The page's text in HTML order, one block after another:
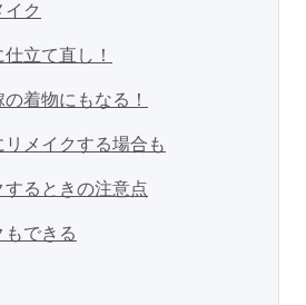
ク
立て直し！
着物にもなる！
リメイクする場合も
るときの注意点
できる